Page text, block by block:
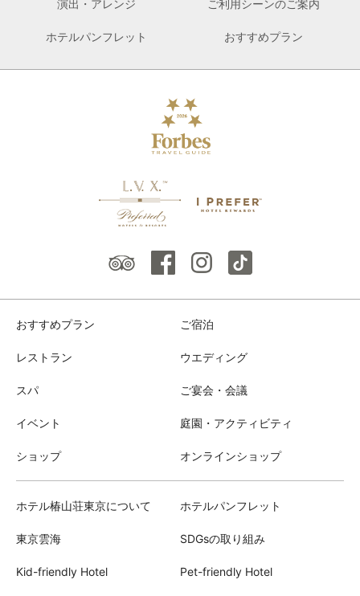
演出・アレンジ ご利用シーンのご案内
ホテルパンフレット おすすめプラン
おすすめプラン ご宿泊
レストラン ウエディング
スパ ご宴会・会議
イベント 庭園・アクティビティ
ショップ オンラインショップ
ホテル椿山荘東京について ホテルパンフレット
東京雲海 SDGsの取り組み
Kid-friendly Hotel Pet-friendly Hotel